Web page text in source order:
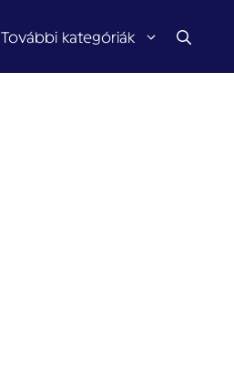
További kategóriák